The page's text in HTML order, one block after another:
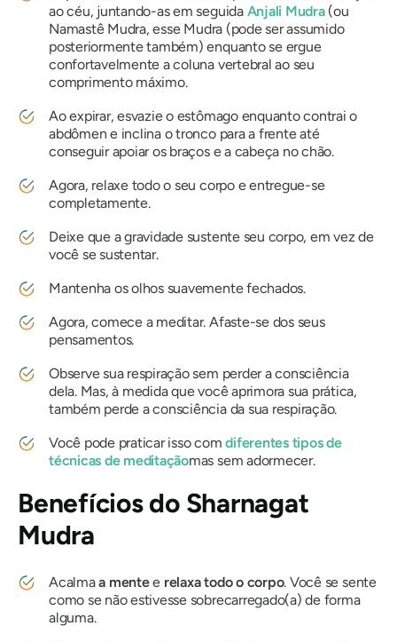
ao céu, juntando-as em seguida Anjali Mudra(ou
Namastê Mudra, esse Mudra (pode ser assumido
posteriormente também) enquanto se ergue
confortavelmente a coluna vertebral ao seu
comprimento máximo.
Ao expirar, esvazie o estômago enquanto contrai o
abdômen e inclina o tronco para a frente até
conseguir apoiar os braços e a cabeça no chão.
Agora, relaxe todo o seu corpo e entregue-se
completamente.
Deixe que a gravidade sustente seu corpo, em vez de
você se sustentar.
Mantenha os olhos suavemente fechados.
Agora, comece a meditar. Afaste-se dos seus
pensamentos.
Observe sua respiração sem perder a consciência
dela. Mas, à medida que você aprimora sua prática,
também perde a consciência da sua respiração.
Você pode praticar isso comdiferentes tipos de
técnicas de meditaçãomas sem adormecer.
Benefíciosdo Sharnagat
Mudra
Acalmaa mentee relaxa todo o corpo. Você se sente
como se não estivesse sobrecarregado(a) de forma
alguma.